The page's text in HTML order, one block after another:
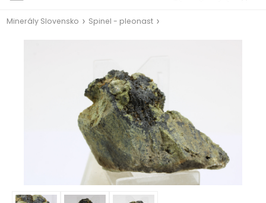
Minerály Slovensko Spinel - pleonast